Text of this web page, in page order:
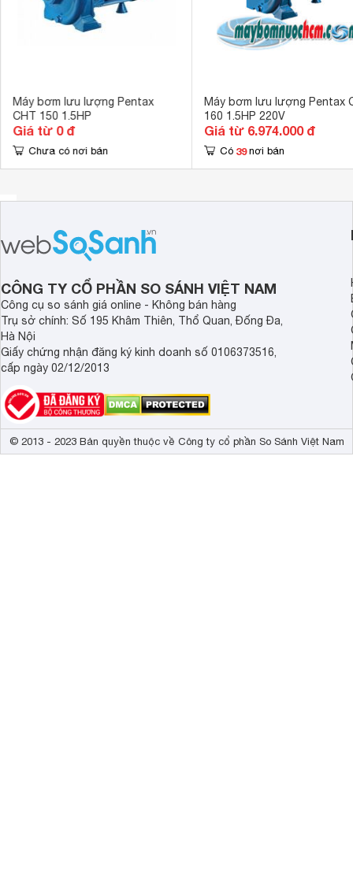
Ứng dụng của máy bơm lưu lượng Pentax
Bơm hệ thống tưới tiêu thủy lợi.
Vận chuyển tuần hoàn nước trong khu chung cư, lĩnh vực
Hệ thống tưới tiêu trong nông nghiệp và thể thao, hệ
Cung cấp nước cho nồi hơi.
Hệ thống xử lý nước và thấm lọc.
Vòi phun.
Lưu ý:Hình ảnh sản phẩm chỉ có tính chất minh họa, chi
phẩm thực tế.
Xem toàn bộ nội dung
Máy bơm lưu lượng Pentax
CHT 150 1.5HP
Giá từ 0 đ
Chưa có nơi bán
Máy bơm lưu lượng Pentax
160 1.5HP 220V
Giá từ 6.974.000 đ
Có 39 nơi bán
CÔNG TY CỔ PHẦN SO SÁNH VIỆT NAM
Công cụ so sánh giá online - Không bán hàng
Trụ sở chính: Số 195 Khâm Thiên, Thổ Quan, Đống Đa,
Hà Nội
Giấy chứng nhận đăng ký kinh doanh số 0106373516,
cấp ngày 02/12/2013
© 2013 - 2023 Bản quyền thuộc về Công ty cổ phần So Sánh Việt Nam